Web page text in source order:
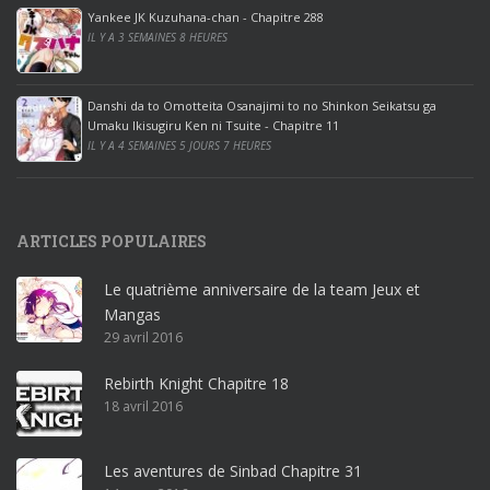
ff
i
c
e
2
0
1
r
o
ff
i
c
e
3
Yankee JK Kuzuhana-chan - Chapitre 288
IL Y A 3 SEMAINES 8 HEURES
Danshi da to Omotteita Osanajimi to no Shinkon Seikatsu ga
Umaku Ikisugiru Ken ni Tsuite - Chapitre 11
IL Y A 4 SEMAINES 5 JOURS 7 HEURES
ARTICLES POPULAIRES
Le quatrième anniversaire de la team Jeux et
Mangas
29 avril 2016
Rebirth Knight Chapitre 18
18 avril 2016
Les aventures de Sinbad Chapitre 31